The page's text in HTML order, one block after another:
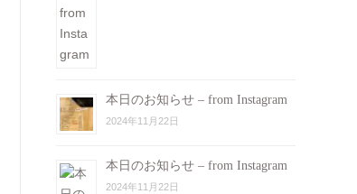
本日のお知らせ – from Instagram
2024年11月22日
本日のお知らせ – from Instagram
2024年11月22日